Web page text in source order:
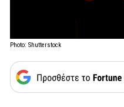
Photo: Shutterstock